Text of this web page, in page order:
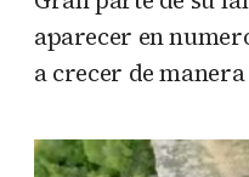
aparecer en
a crecer de